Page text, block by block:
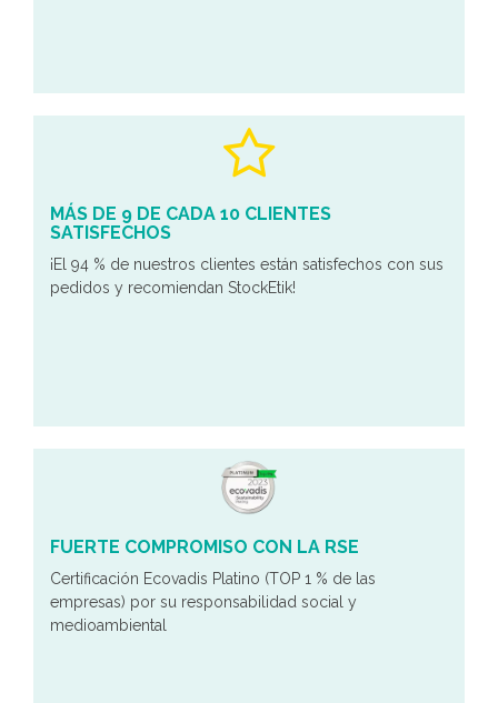
MÁS DE 9 DE CADA 10 CLIENTES
SATISFECHOS
¡El 94 % de nuestros clientes están satisfechos con sus
pedidos y recomiendan StockEtik!
FUERTE COMPROMISO CON LA RSE
Certificación Ecovadis Platino (TOP 1 % de las
empresas) por su responsabilidad social y
medioambiental